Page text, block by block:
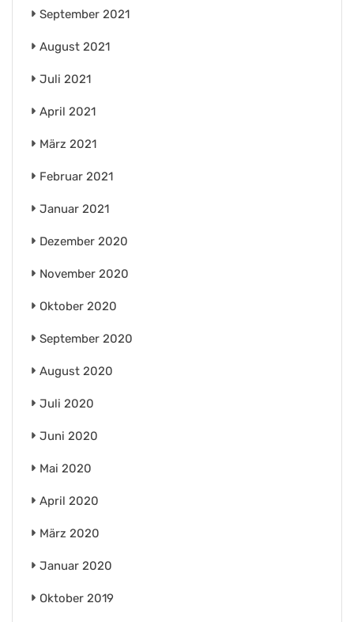
September 2021
August 2021
Juli 2021
April 2021
März 2021
Februar 2021
Januar 2021
Dezember 2020
November 2020
Oktober 2020
September 2020
August 2020
Juli 2020
Juni 2020
Mai 2020
April 2020
März 2020
Januar 2020
Oktober 2019